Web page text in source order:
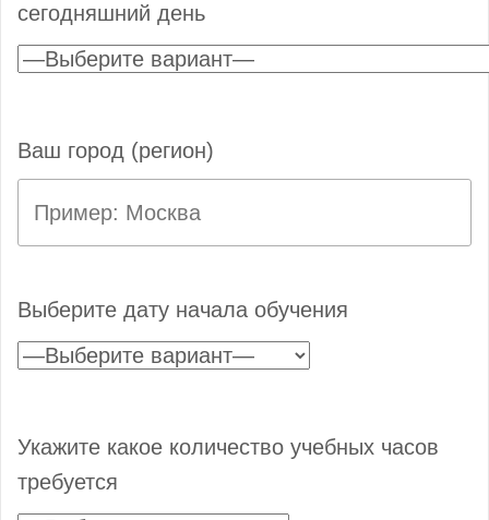
сегодняшний день
Ваш город (регион)
Выберите дату начала обучения
Укажите какое количество учебных часов
требуется